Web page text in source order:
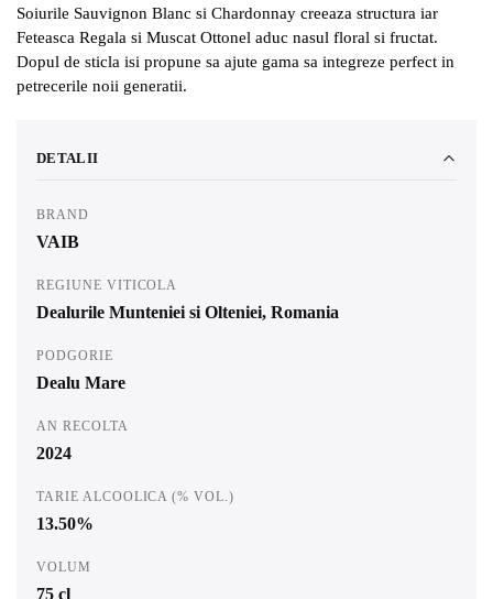
Soiurile Sauvignon Blanc si Chardonnay creeaza structura iar
Feteasca Regala si Muscat Ottonel aduc nasul floral si fructat.
Dopul de sticla isi propune sa ajute gama sa integreze perfect in
petrecerile noii generatii.
DETALII
BRAND
VAIB
REGIUNE VITICOLA
Dealurile Munteniei si Olteniei, Romania
PODGORIE
Dealu Mare
AN RECOLTA
2024
TARIE ALCOOLICA (% VOL.)
13.50%
VOLUM
75 cl